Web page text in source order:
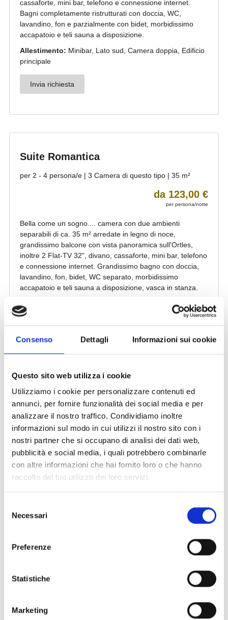
Consenso Dettagli Informazioni sui cookie
Questo sito web utilizza i cookie
Utilizziamo i cookie per personalizzare contenuti ed
annunci, per fornire funzionalità dei social media e per
analizzare il nostro traffico. Condividiamo inoltre
informazioni sul modo in cui utilizzi il nostro sito con i
nostri partner che si occupano di analisi dei dati web,
pubblicità e social media, i quali potrebbero combinarle
con altre informazioni che hai fornito loro o che hanno
raccolto dal tuo utilizzo dei loro servizi.
delNecessari
Preferenze
Statistiche
Marketing